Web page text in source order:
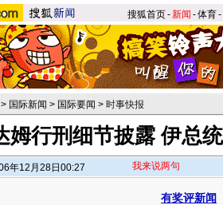
搜狐首页-新闻 -体育-
> 国际新闻 > 国际要闻 > 时事快报
姆行刑细节披露 伊总
年12月28日00:27 我来说两句
有奖评新闻